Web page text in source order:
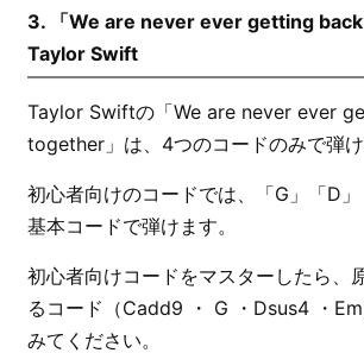
3. 「We are never ever getting
Taylor Swift
Taylor Swiftの「We are never ever
together」は、4つのコードのみで弾け
初心者向けのコードでは、「G」「D
基本コードで弾けます。
初心者向けコードをマスターしたら、
るコード（Cadd9 ・ G ・Dsus4 ・
みてください。